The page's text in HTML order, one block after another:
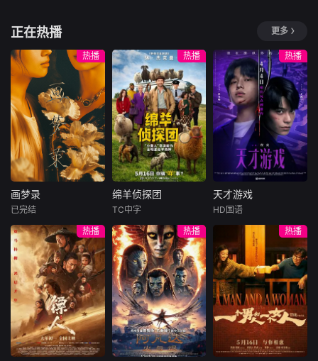
识，激发对历史的
兴趣。
逐步升级。课程亮
点突出，便于反复
学习，内容干货满
满，且外研社出
版，更贴合中国孩
子，是提升英语能
力的优质选择。
故事的单元剧结
构，内容覆盖家庭
烘焙、超市购物、
温泉放松、溪边露
营、乡村撒欢、公
益环保等多元生活
化场景；既有“做蛋
糕翻车”的轻松搞笑
桥段，也有“体谅妈
妈辛劳主动分担”的
温情时刻，同时贯
穿小狗从贪玩到懂
事的成长主线，整
暖，田野、溪流、
星空、温泉等场景
氛围感十足，叙事
节奏舒缓松弛，既
可作为幼儿
没有复杂剧情，只
有明亮治愈的卡通
画面、简单欢乐的
猫咪日常。
报仇，竟化身最强
红衣诡异
灵气复苏的都
市，妖魔入侵威胁
来袭，天生废灵根
的少年秦雨体内意
外觉醒神力，被选
中成为神秘至强功
法万物生的传承
人。秦雨加入东大
高武学院后逐渐结
识侠肝义胆的一群
伙伴，一起修炼成
长，共同守护校园
和人族星球
正在热播 更多
热播
画梦录
林柏叡
民国的上海滩，身
怀绝技的孤女画师
许雁真，意外与身
陷危局的融汇银行
总账姜心羽产生交
集。姜心羽遭人陷
害，只得与许雁真
结盟，彼时银行欲
画梦录
已完结
热播
绵羊侦探团
尼可拉斯·博朗
尼古拉斯·加利齐纳
牧羊人乔治
（休·杰克曼饰）最
爱给羊群读侦探小
说，没想到自己有
一天会离奇死亡。
他留下的3000万
巨额遗产，让每个
绵羊侦探团
TC中字
热播
天才游戏
李蔓瑄
穷途末路的天才少
年刘全龙（彭昱畅
饰），被偏执富家
公子陈伦（丁禹兮
饰）选中，被迫踏
入一场为他量身打
造的“换命游戏”。
豪华别墅、名车名
天才游戏
HD国语
热播
热播 热播